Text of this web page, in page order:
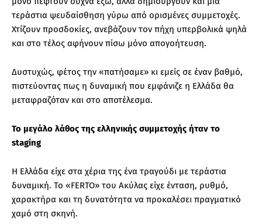
τεράστια ψευδαίσθηση γύρω από ορισμένες συμμετοχές.
Χτίζουν προσδοκίες, ανεβάζουν τον πήχη υπερβολικά ψηλά
και στο τέλος αφήνουν πίσω μόνο απογοήτευση.
Δυστυχώς, φέτος την «πατήσαμε» κι εμείς σε έναν βαθμό,
πιστεύοντας πως η δυναμική που εμφάνιζε η Ελλάδα θα
μεταφραζόταν και στο αποτέλεσμα.
Το μεγάλο λάθος της ελληνικής συμμετοχής ήταν το
staging
Η Ελλάδα είχε στα χέρια της ένα τραγούδι με τεράστια
δυναμική. Το «FERTO» του Ακύλας είχε ένταση, ρυθμό,
χαρακτήρα και τη δυνατότητα να προκαλέσει πραγματικό
χαμό στη σκηνή.